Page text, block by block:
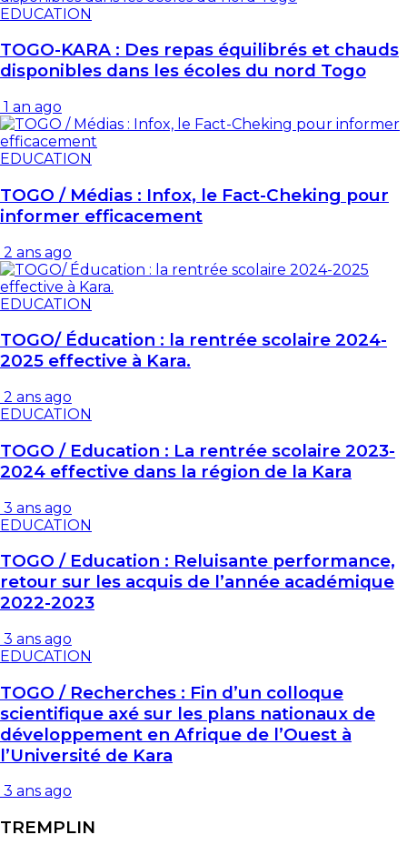
EDUCATION
TOGO-KARA : Des repas équilibrés et chauds
disponibles dans les écoles du nord Togo
1 an ago
EDUCATION
TOGO / Médias : Infox, le Fact-Cheking pour
informer efficacement
2 ans ago
EDUCATION
TOGO/ Éducation : la rentrée scolaire 2024-
2025 effective à Kara.
2 ans ago
EDUCATION
TOGO / Education : La rentrée scolaire 2023-
2024 effective dans la région de la Kara
3 ans ago
EDUCATION
TOGO / Education : Reluisante performance,
retour sur les acquis de l’année académique
2022-2023
3 ans ago
EDUCATION
TOGO / Recherches : Fin d’un colloque
scientifique axé sur les plans nationaux de
développement en Afrique de l’Ouest à
l’Université de Kara
3 ans ago
TREMPLIN